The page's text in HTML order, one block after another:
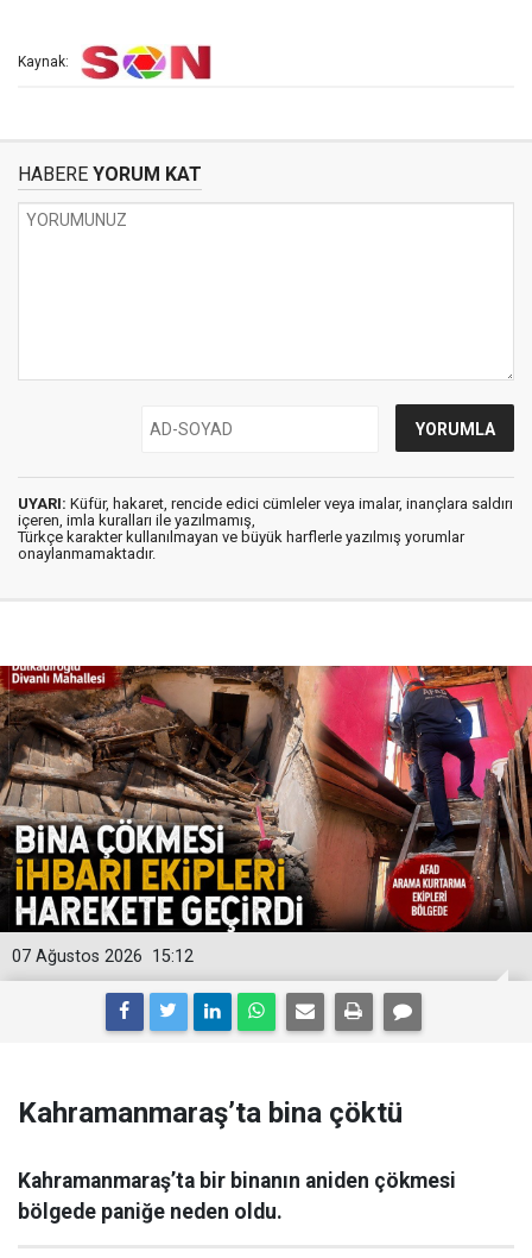
Kaynak:
HABERE YORUM KAT
UYARI: Küfür, hakaret, rencide edici cümleler veya imalar, inançlara saldırı
içeren, imla kuralları ile yazılmamış,
Türkçe karakter kullanılmayan ve büyük harflerle yazılmış yorumlar
onaylanmamaktadır.
15:12
07 Ağustos 2026
Kahramanmaraş’ta bina çöktü
Kahramanmaraş’ta bir binanın aniden çökmesi
bölgede paniğe neden oldu.